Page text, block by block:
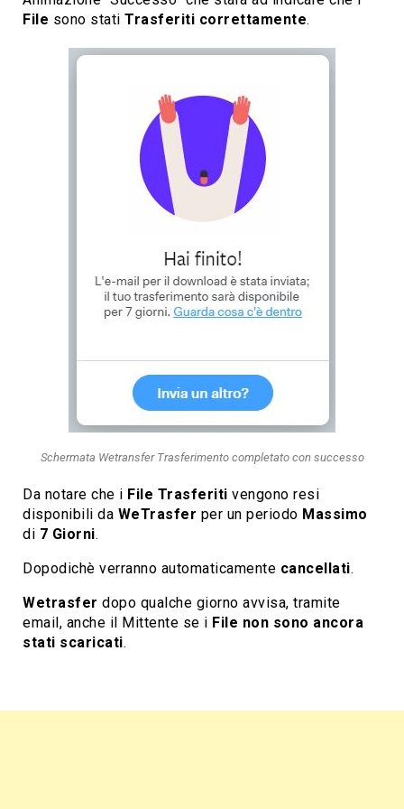
File sono stati Trasferiti correttamente.
Schermata Wetransfer Trasferimento completato con successo
Da notare che i File Trasferiti vengono resi
disponibili da WeTrasfer per un periodo Massimo
di 7 Giorni.
Dopodichè verranno automaticamente cancellati.
Wetrasfer dopo qualche giorno avvisa, tramite
email, anche il Mittente se i File non sono ancora
stati scaricati.